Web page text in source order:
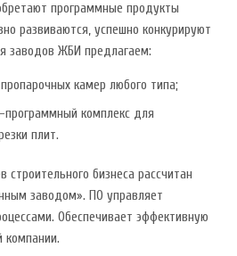
программные продукты
развиваются, успешно конкурируют
заводов ЖБИ предлагаем:
камер любого типа;
программный комплекс для
плит.
бизнеса рассчитан
заводом». ПО управляет
Обеспечивает эффективную
компании.